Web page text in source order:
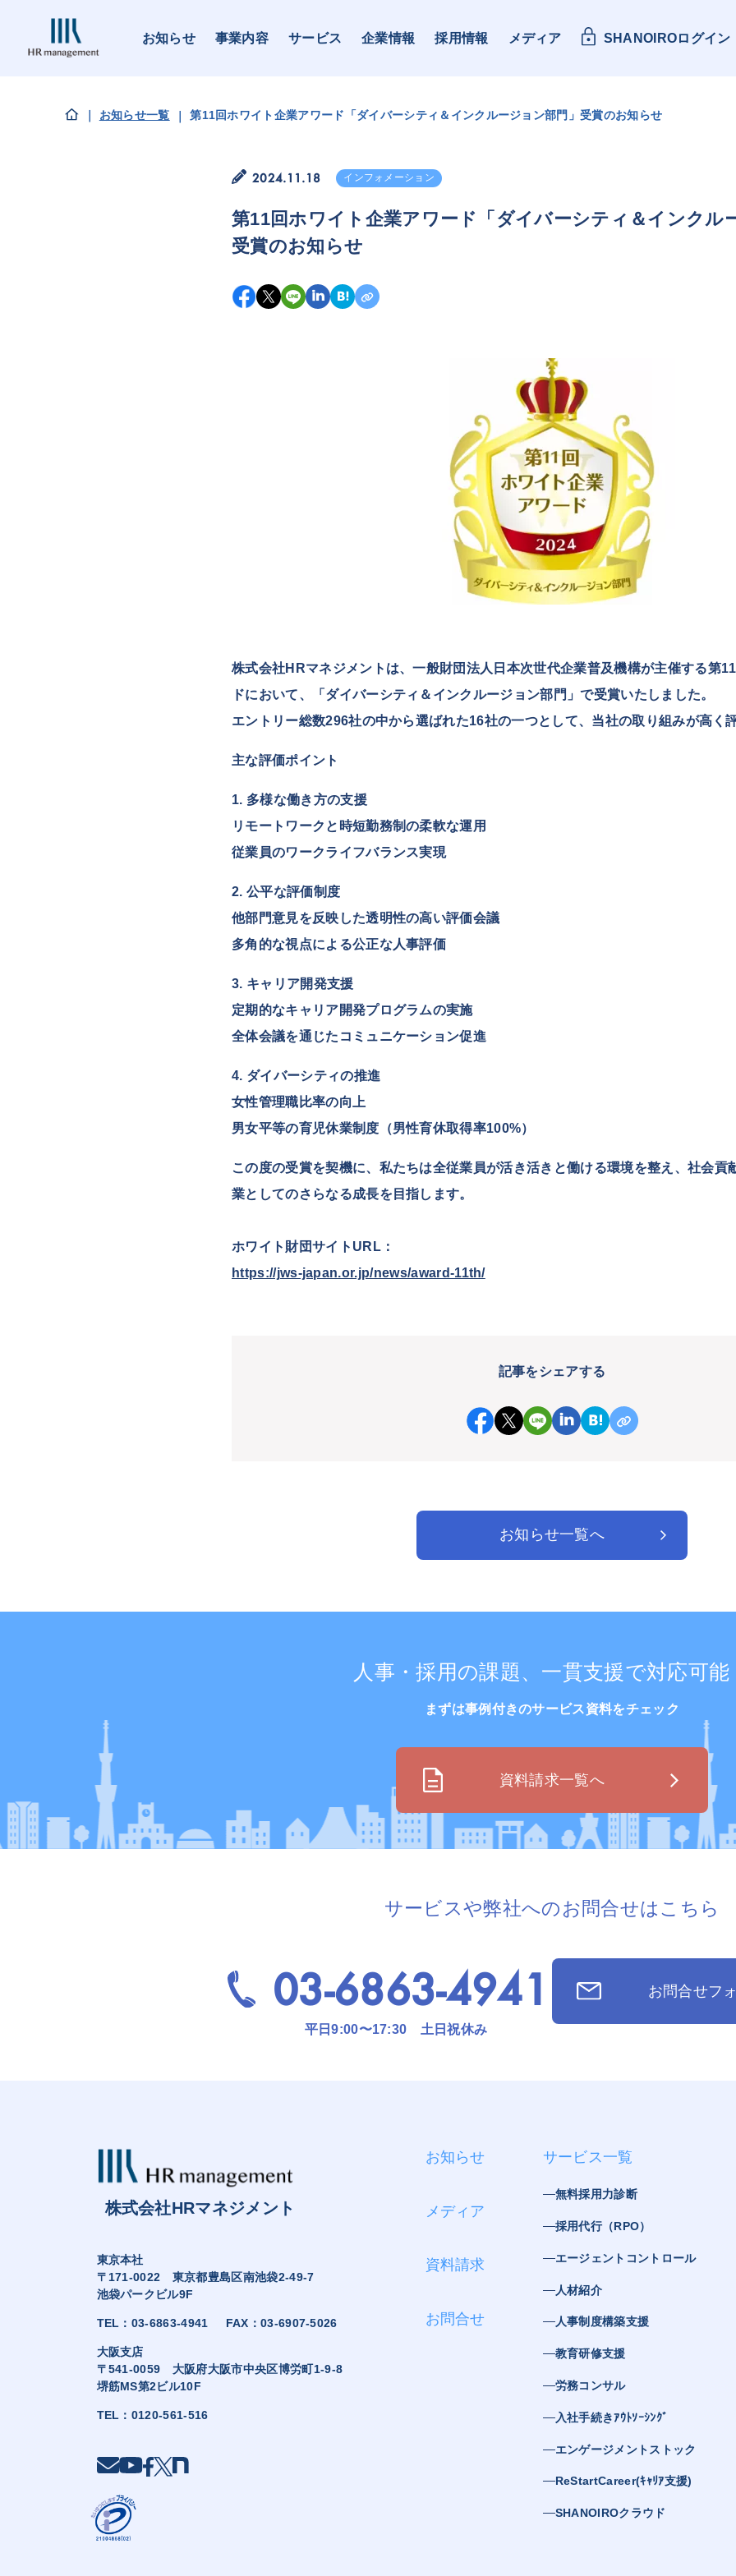
お知らせ 事業内容 サービス 企業情報 採用情報 メディア SHANOIROログイン
お知らせ一覧 第11回ホワイト企業アワード「ダイバーシティ＆インクルージョン部門」受賞のお知らせ
2024.11.18 インフォメーション
第11回ホワイト企業アワード「ダイバーシティ＆インクル
受賞のお知らせ
株式会社HRマネジメントは、一般財団法人日本次世代企業普及機構が主催する第
ドにおいて、「ダイバーシティ＆インクルージョン部門」で受賞いたしました。
エントリー総数296社の中から選ばれた16社の一つとして、当社の取り組みが高く
主な評価ポイント
1. 多様な働き方の支援
リモートワークと時短勤務制の柔軟な運用
従業員のワークライフバランス実現
2. 公平な評価制度
他部門意見を反映した透明性の高い評価会議
多角的な視点による公正な人事評価
3. キャリア開発支援
定期的なキャリア開発プログラムの実施
全体会議を通じたコミュニケーション促進
4. ダイバーシティの推進
女性管理職比率の向上
男女平等の育児休業制度（男性育休取得率100%）
この度の受賞を契機に、私たちは全従業員が活き活きと働ける環境を整え、社会貢
業としてのさらなる成長を目指します。
ホワイト財団サイトURL：
https://jws-japan.or.jp/news/award-11th/
記事をシェアする
お知らせ一覧へ
人事・採用の課題、 一貫支援で対応可能
まずは事例付きのサービス資料をチェック
資料請求一覧へ
サービスや弊社へのお問合せはこちら
03-6863-4941
平日9:00〜17:30 土日祝休み
お問合せフ
株式会社HRマネジメント
東京本社
〒171-0022 東京都豊島区南池袋2-49-7
池袋パークビル9F
TEL： 03-6863-4941 FAX：03-6907-5026
大阪支店
〒541-0059 大阪府大阪市中央区博労町1-9-8
堺筋MS第2ビル10F
TEL： 0120-561-516
お知らせ
メディア
資料請求
お問合せ
サービス一覧
無料採用力診断
採用代行（RPO）
エージェントコントロール
人材紹介
人事制度構築支援
教育研修支援
労務コンサル
入社手続きｱｳﾄｿｰｼﾝｸﾞ
エンゲージメントストック
ReStartCareer(ｷｬﾘｱ支援)
SHANOIROクラウド